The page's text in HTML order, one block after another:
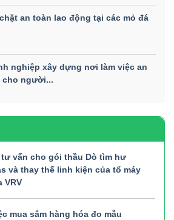
an toàn lao động tại các mỏ đá
nghiệp xây dựng nơi làm việc an
cho người...
vấn cho gói thầu Dò tìm hư
và thay thế linh kiện của tổ máy
VRV
mua sắm hàng hóa đo mẫu